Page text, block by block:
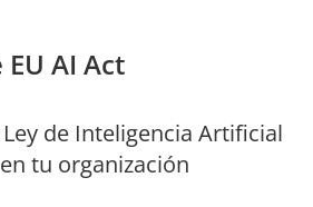
a
e
v
AI Act
de Inteligencia Artificial
tu organización